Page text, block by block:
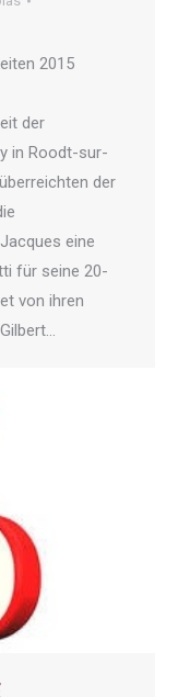
2015
der
in Roodt-sur-
der
eine
für seine 20-
von ihren